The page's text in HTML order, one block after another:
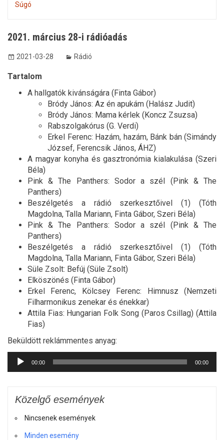
Súgó
2021. március 28-i rádióadás
2021-03-28 Rádió
Tartalom
A hallgatók kivánságára (Finta Gábor)
Bródy János: Az én apukám (Halász Judit)
Bródy János: Mama kérlek (Koncz Zsuzsa)
Rabszolgakórus (G. Verdi)
Erkel Ferenc: Hazám, hazám, Bánk bán (Simándy
József, Ferencsik János, ÁHZ)
A magyar konyha és gasztronómia kialakulása (Szeri
Béla)
Pink & The Panthers: Sodor a szél (Pink & The
Panthers)
Beszélgetés a rádió szerkesztőivel (1) (Tóth
Magdolna, Talla Mariann, Finta Gábor, Szeri Béla)
Pink & The Panthers: Sodor a szél (Pink & The
Panthers)
Beszélgetés a rádió szerkesztőivel (1) (Tóth
Magdolna, Talla Mariann, Finta Gábor, Szeri Béla)
Süle Zsolt: Befúj (Süle Zsolt)
Elköszönés (Finta Gábor)
Erkel Ferenc, Kölcsey Ferenc: Himnusz (Nemzeti
Filharmonikus zenekar és énekkar)
Attila Fias: Hungarian Folk Song (Paros Csillag) (Attila
Fias)
Beküldött reklámmentes anyag:
Audió
lejátszó
00:00 00:00
Közelgő események
Nincsenek események
Minden esemény